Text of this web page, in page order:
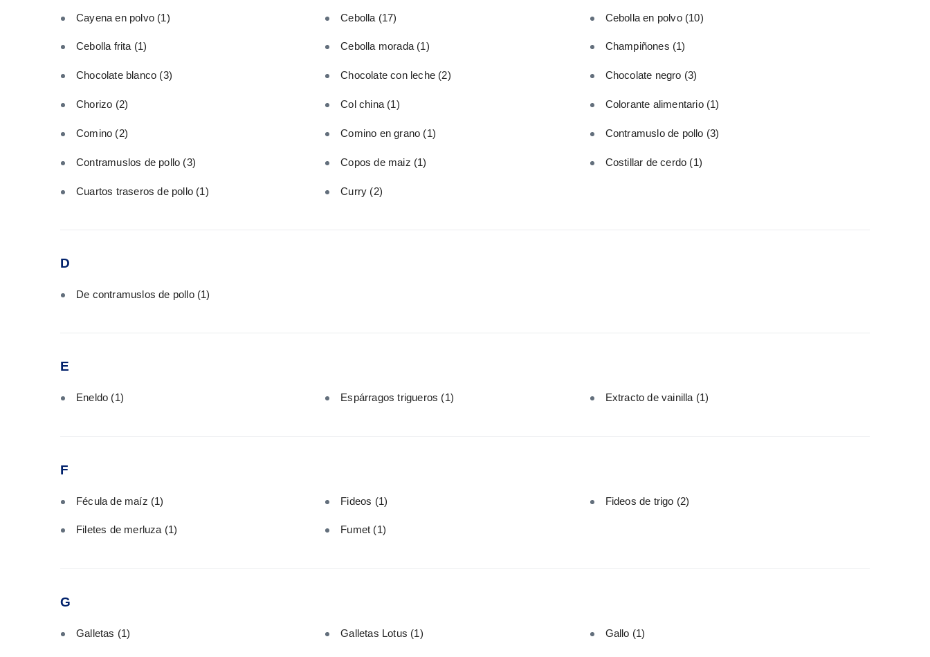
Cayena en polvo (1) Cebolla (17) Cebolla en polvo (10)
Cebolla frita (1) Cebolla morada (1) Champiñones (1)
Chocolate blanco (3) Chocolate con leche (2) Chocolate negro (3)
Chorizo (2) Col china (1) Colorante alimentario (1)
Comino (2) Comino en grano (1) Contramuslo de pollo (3)
Contramuslos de pollo (3) Copos de maiz (1) Costillar de cerdo (1)
Cuartos traseros de pollo (1) Curry (2)
D
De contramuslos de pollo (1)
E
Eneldo (1) Espárragos trigueros (1) Extracto de vainilla (1)
F
Fécula de maíz (1) Fideos (1) Fideos de trigo (2)
Filetes de merluza (1) Fumet (1)
G
Galletas (1) Galletas Lotus (1) Gallo (1)